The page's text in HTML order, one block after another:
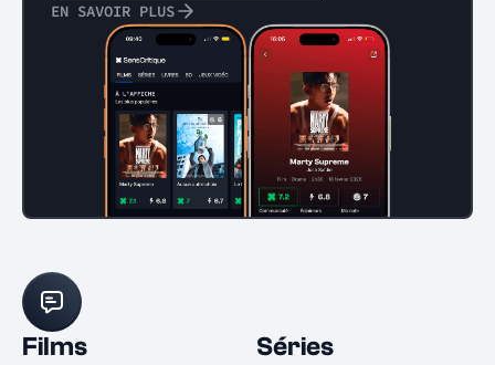
EN SAVOIR PLUS
Films Séries